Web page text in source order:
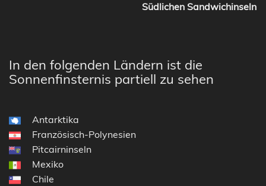
Südlichen Sandwichinseln
In den folgenden Ländern ist die
Sonnenfinsternis partiell zu sehen
Antarktika
Französisch-Polynesien
Pitcairninseln
Mexiko
Chile